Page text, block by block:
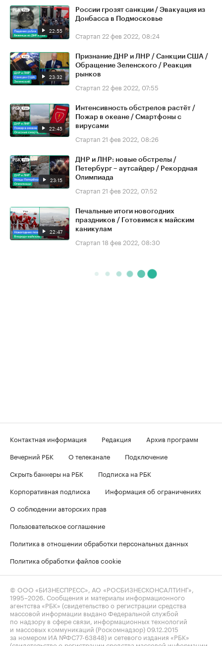
22:55
России грозят санкции / Эвакуация из
Донбасса в Подмосковье
Стартап 22 фев 2022, 08:24
23:32
Признание ДНР и ЛНР / Санкции США /
Обращение Зеленского / Реакция
рынков
Стартап 22 фев 2022, 07:55
22:45
Интенсивность обстрелов растёт /
Пожар в океане / Смартфоны с
вирусами
Стартап 21 фев 2022, 08:26
23:15
ДНР и ЛНР: новые обстрелы /
Петербург – аутсайдер / Рекордная
Олимпиада
Стартап 21 фев 2022, 07:52
22:47
Печальные итоги новогодних
праздников / Готовимся к майским
каникулам
Стартап 18 фев 2022, 08:30
Контактная информация Редакция
Архив программ
Вечерний РБК
О телеканале
Подключение
Скрыть баннеры на РБК
Подписка на РБК
Корпоративная подписка
Информация об ограничениях
О соблюдении авторских прав
Пользовательское соглашение
Политика в отношении обработки персональных данных
Политика обработки файлов cookie
© ООО «БИЗНЕСПРЕСС», АО «РОСБИЗНЕСКОНСАЛТИНГ»,
1995–2026 . Сообщения и материалы информационного
агентства «РБК» (свидетельство о регистрации средства
массовой информации выдано Федеральной службой
по надзору в сфере связи, информационных технологий
и массовых коммуникаций (Роскомнадзор) 09.12.2015
за номером ИА №ФС77-63848) и сетевого издания «РБК»